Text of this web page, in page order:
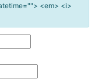
<em> <i>